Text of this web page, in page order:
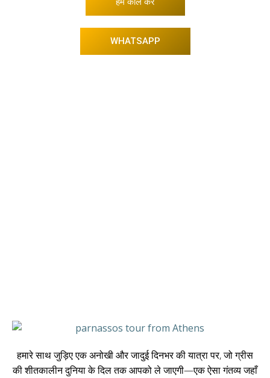
WHATSAPP
हमारे साथ जुड़िए एक अनोखी और जादुई दिनभर की यात्रा पर, जो ग्रीस
की शीतकालीन दुनिया के दिल तक आपको ले जाएगी—एक ऐसा गंतव्य जहाँ